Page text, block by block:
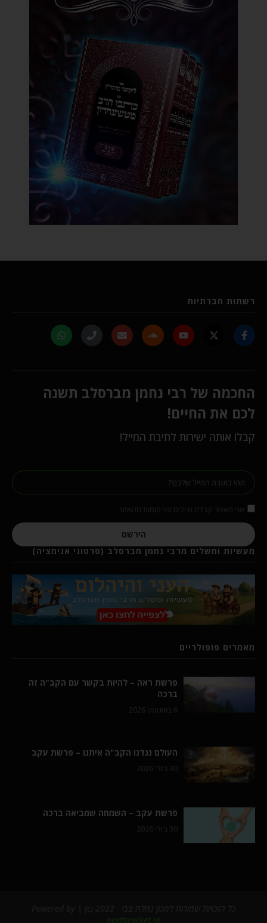
רשתות חברתיות
החכמה של רבי נחמן מברסלב תשנה
לכם את החיים!
קבלו אותה ישירות לתיבת המייל!
הירשם
מעשיות ומשלים מרבי נחמן מברסלב (סרטוני אנימציה)
מאמרים פופולריים
פרשת ראה – להיות בקשר עם הקב"ה זה
ברכה
6 באוגוסט 2026
העולם נגדנו הקב"ה איתנו – פרשת עקב
30 ביולי 2026
פרשת עקב – השמחה שמביאה ברכה
30 ביולי 2026
nextbracket.io